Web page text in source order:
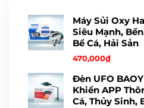
Máy Sủi Oxy
Siêu Mạnh,
Bể Cá, Hải Sản
470,000₫
Đèn UFO
Khiển APP
Cá, Thủy Sinh,